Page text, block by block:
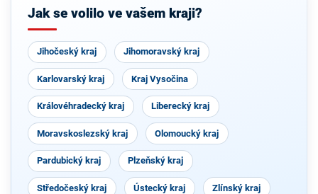
Jak se volilo ve vašem kraji?
Jihočeský kraj Jihomoravský kraj
Karlovarský kraj Kraj Vysočina
Královéhradecký kraj Liberecký kraj
Moravskoslezský kraj Olomoucký kraj
Pardubický kraj Plzeňský kraj
Středočeský kraj Ústecký kraj Zlínský kraj